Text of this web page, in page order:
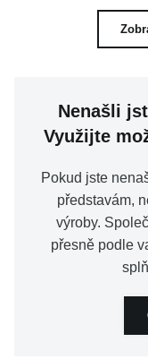
Nenašli
Využijte
Pokud jste
představám,
výroby.
přesně podle